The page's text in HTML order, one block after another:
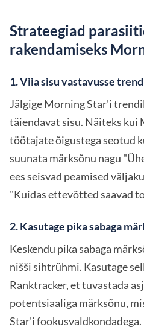
Strateegiad
rakendamiseks
1. Viia sisu vastavusse
Jälgige Morning Star'i
täiendavat sisu. Näiteks kui
töötajate õigustega seotud
suunata märksõnu nagu
ees seisvad peamised
"Kuidas ettevõtted saavad
2. Kasutage pika sabaga
Keskendu pika sabaga
nišši sihtrühmi. Kasutage
Ranktracker, et tuvastada
potentsiaaliga märksõnu,
Star'i fookusvaldkondadega.